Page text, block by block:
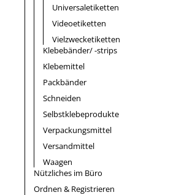
Universaletiketten
Videoetiketten
Vielzwecketiketten
Klebebänder/ -strips
Klebemittel
Packbänder
Schneiden
Selbstklebeprodukte
Verpackungsmittel
Versandmittel
Waagen
Nützliches im Büro
Ordnen & Registrieren